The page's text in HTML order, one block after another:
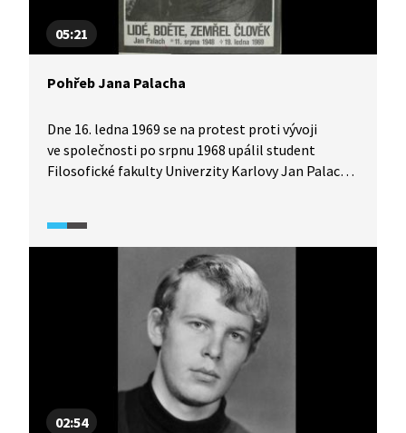
05:21
Pohřeb Jana Palacha
Dne 16. ledna 1969 se na protest proti vývoji
ve společnosti po srpnu 1968 upálil student
Filosofické fakulty Univerzity Karlovy Jan Palach.
zoufalý čin a přibližuje okolnosti kolem Palachova
02:54